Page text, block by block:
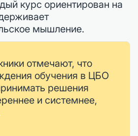
курс ориентирован на
мышление.
отмечают, что
обучения в ЦБО
решения
и системнее,